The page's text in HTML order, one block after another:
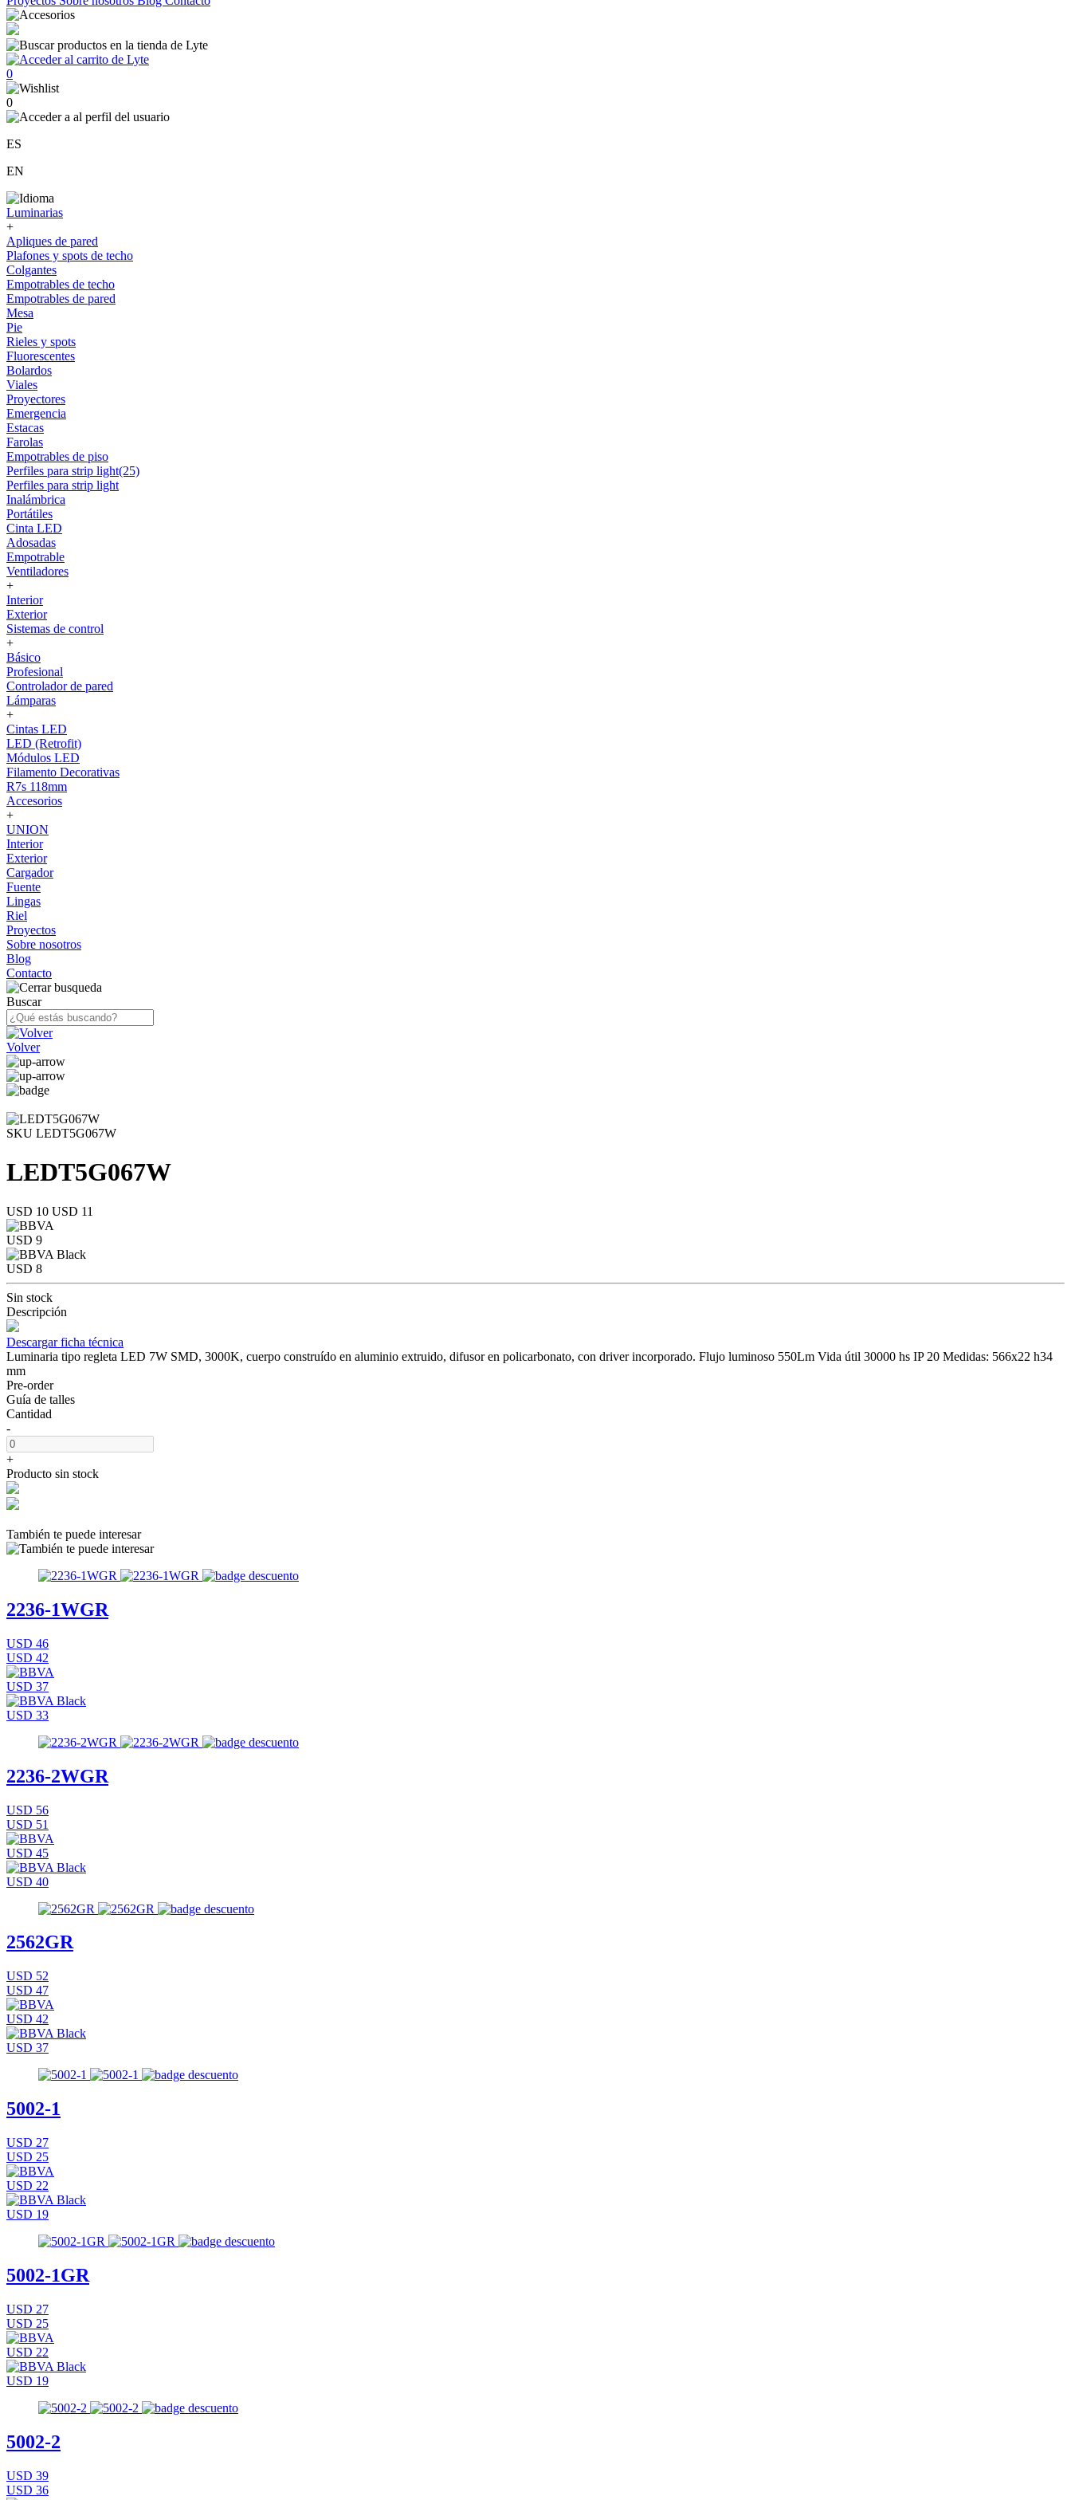
0
0
ES
EN
Luminarias
+
Apliques de pared
Plafones y spots de techo
Colgantes
Empotrables de techo
Empotrables de pared
Mesa
Pie
Rieles y spots
Fluorescentes
Bolardos
Viales
Proyectores
Emergencia
Estacas
Farolas
Empotrables de piso
Perfiles para strip light(25)
Perfiles para strip light
Inalámbrica
Portátiles
Cinta LED
Adosadas
Empotrable
Ventiladores
+
Interior
Exterior
Sistemas de control
+
Básico
Profesional
Controlador de pared
Lámparas
+
Cintas LED
LED (Retrofit)
Módulos LED
Filamento Decorativas
R7s 118mm
Accesorios
+
UNION
Interior
Exterior
Cargador
Fuente
Lingas
Riel
Proyectos
Sobre nosotros
Blog
Contacto
Buscar
Volver
SKU LEDT5G067W
LEDT5G067W
USD 10 USD 11
USD 9
USD 8
Sin stock
Descripción
Descargar ficha técnica
Luminaria tipo regleta LED 7W SMD, 3000K, cuerpo construído en aluminio extruido, difusor en policarbonato, con driver incorporado. Flujo luminoso 550Lm Vida útil 30000 hs IP 20 Medidas: 566x22 h34
mm
Pre-order
Guía de talles
Cantidad
-
+
Producto sin stock
También te puede interesar
2236-1WGR
USD 46
USD 42
USD 37
USD 33
2236-2WGR
USD 56
USD 51
USD 45
USD 40
2562GR
USD 52
USD 47
USD 42
USD 37
5002-1
USD 27
USD 25
USD 22
USD 19
5002-1GR
USD 27
USD 25
USD 22
USD 19
5002-2
USD 39
USD 36